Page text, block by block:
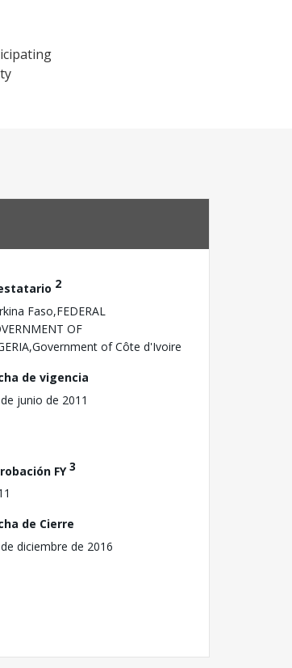
2
Faso,FEDERAL
OF
of Côte d'Ivoire
de vigencia
junio de 2011
FY3
de Cierre
diciembre de 2016